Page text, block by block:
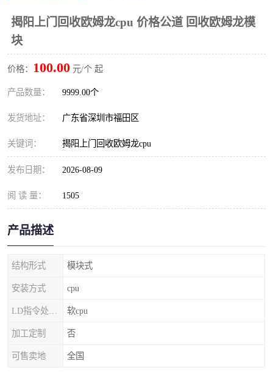
揭阳上门回收欧姆龙cpu 价格公道 回收欧姆龙模
块
价格： 100.00 元/个 起
产品数量： 9999.00个
发货地址： 广东省深圳市福田区
关键词： 揭阳上门回收欧姆龙cpu
发布日期： 2026-08-09
阅 读 量： 1505
产品描述
结构形式 模块式
安装方式 cpu
软cpu
加工定制 否
可售卖地 全国